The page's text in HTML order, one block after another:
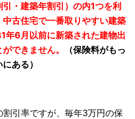
・建築年割引）の内1つを利
古住宅で一番取りやすい建築
年6月以前に新築された建物出
できません。
（保険料がもっ
ある）
割引率ですが、毎年3万円の保